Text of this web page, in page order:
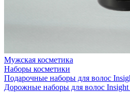
Мужская косметика
Наборы косметики
Подарочные наборы для волос
Дорожные наборы для волос